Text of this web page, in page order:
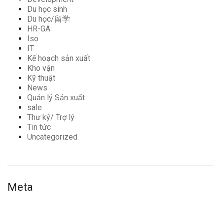
Du học sinh
Du học/留学
HR-GA
Iso
IT
Kế hoạch sản xuất
Kho vận
Kỹ thuật
News
Quản lý Sản xuất
sale
Thư ký/ Trợ lý
Tin tức
Uncategorized
Meta